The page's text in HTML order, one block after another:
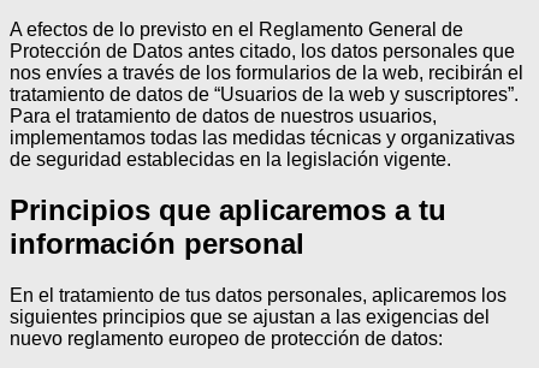
A efectos de lo previsto en el Reglamento General de
Protección de Datos antes citado, los datos personales que
nos envíes a través de los formularios de la web, recibirán el
tratamiento de datos de “Usuarios de la web y suscriptores”.
Para el tratamiento de datos de nuestros usuarios,
implementamos todas las medidas técnicas y organizativas
de seguridad establecidas en la legislación vigente.
Principios que aplicaremos a tu
información personal
En el tratamiento de tus datos personales, aplicaremos los
siguientes principios que se ajustan a las exigencias del
nuevo reglamento europeo de protección de datos: